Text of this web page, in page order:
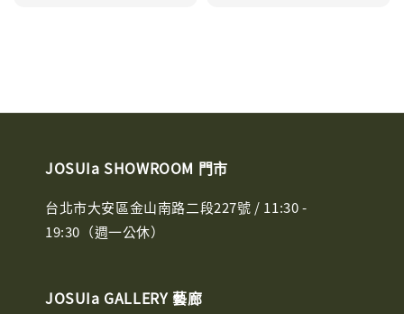
JOSUIa SHOWROOM 門市
台北市大安區金山南路二段227號 / 11:30 -
19:30（週一公休）
JOSUIa GALLERY 藝廊